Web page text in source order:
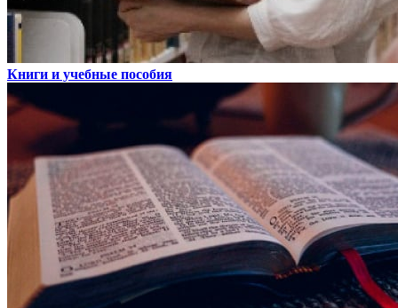
Книги и учебные пособия